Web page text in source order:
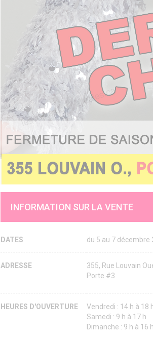
INFORMATION SUR LA VENTE
DATES du 5 au 7 décembre
ADRESSE 355, Rue Louvain
Porte #3
HEURES D'OUVERTURE
Vendredi : 14 h à 18
Samedi : 9 h à 17 h
Dimanche : 9 h à 16 h